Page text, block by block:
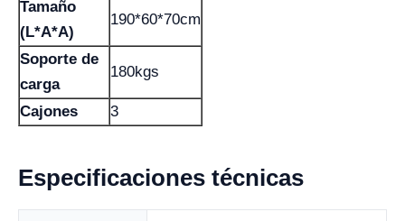
Tamaño
(L*A*A)
190*60*70cm
Soporte de
carga
180kgs
Cajones 3
Especificaciones técnicas